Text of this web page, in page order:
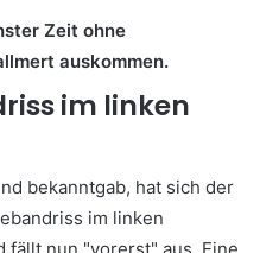
Zeit ohne
auskommen.
im linken
bekanntgab, hat sich der
im linken